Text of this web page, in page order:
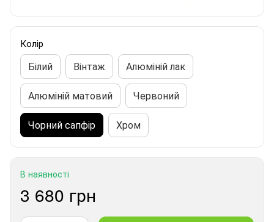
Колір
Білий Вінтаж Алюміній лак
Алюміній матовий Червоний
Чорний сапфір Хром
В наявності
3 680 грн